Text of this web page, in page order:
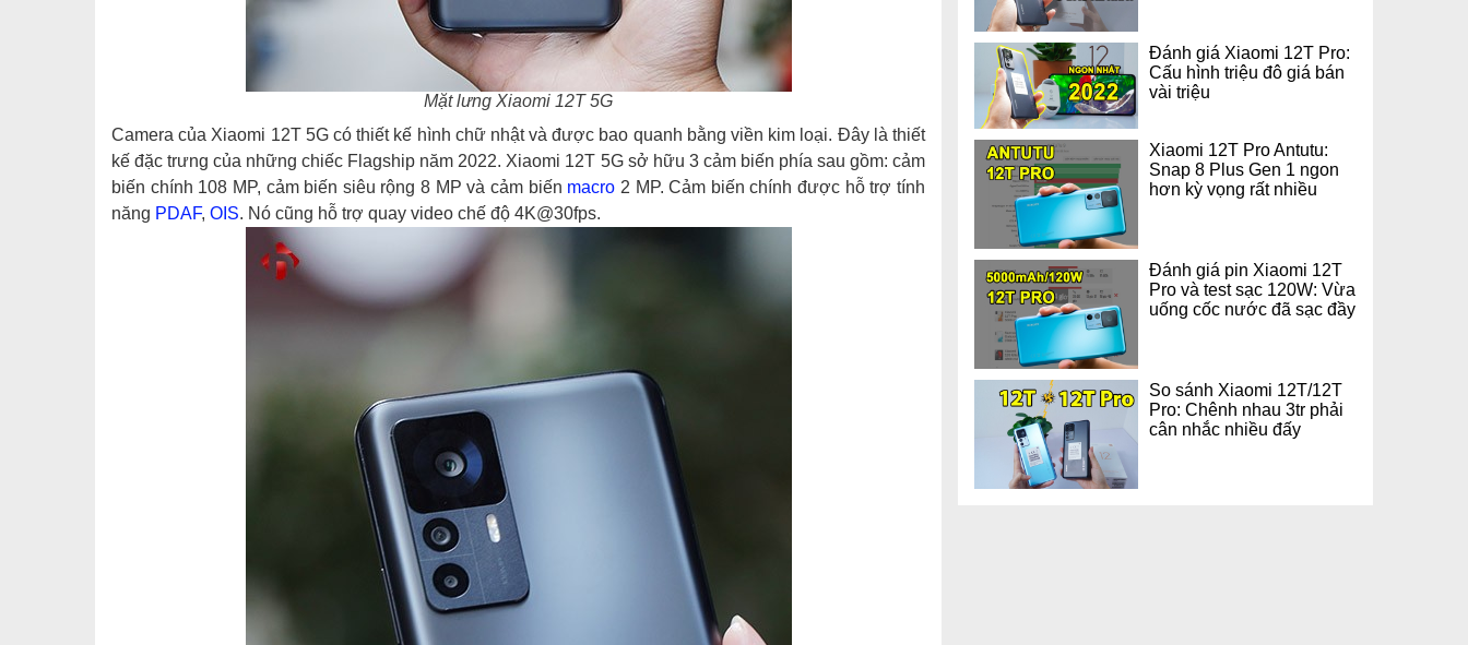
Mặt lưng Xiaomi 12T 5G
Camera của Xiaomi 12T 5G có thiết kế hình chữ nhật và được bao quanh bằng viền kim loại. Đây là thiết
kế đặc trưng của những chiếc Flagship năm 2022. Xiaomi 12T 5G sở hữu 3 cảm biến phía sau gồm: cảm
biến chính 108 MP, cảm biến siêu rộng 8 MP và cảm biến macro 2 MP. Cảm biến chính được hỗ trợ tính
năng PDAF, OIS. Nó cũng hỗ trợ quay video chế độ 4K@30fps.
Đánh giá Xiaomi 12T Pro:
Cấu hình triệu đô giá bán
vài triệu
Xiaomi 12T Pro Antutu:
Snap 8 Plus Gen 1 ngon
hơn kỳ vọng rất nhiều
Đánh giá pin Xiaomi 12T
Pro và test sạc 120W: Vừa
uống cốc nước đã sạc đầy
So sánh Xiaomi 12T/12T
Pro: Chênh nhau 3tr phải
cân nhắc nhiều đấy